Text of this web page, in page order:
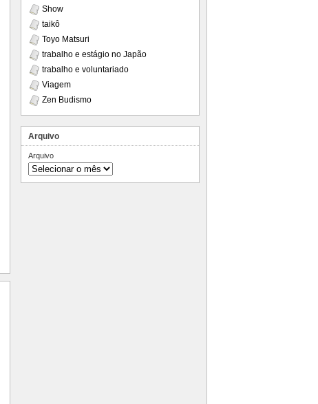
Show
taikô
Toyo Matsuri
trabalho e estágio no Japão
trabalho e voluntariado
Viagem
Zen Budismo
Arquivo
Arquivo